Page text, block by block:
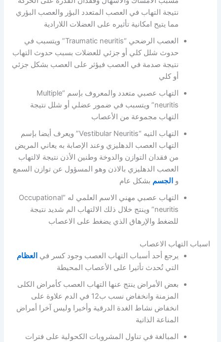
نتيجة التهاب في العصب المتعدد البؤر والعصب البؤري
مما يتيح امكانية تأثيره على العضلات اللارادية
العصب الرضحي “Traumatic neuritis” ويتسبب في
حدوث شلل كلي أو جزئي للعضلات بسبب حدوث التهاب
نتيجة صدمة في العصب فيؤثر على العصب بشكل جزئي
أو كلي
التهاب عصبي متعدد والمعروف بإسم “Multiple
neuritis” ويتسبب في ضمور عضلي أو شلل نتيجة
التهاب مجموعة من الأعصاب
التهاب التيه “Vestibular Neuritis” ويعرف أيضا بإسم
التهاب العصب الدهليزي وعند الإصابة به يعاني المريض
من فقدان التوازن والدوخة وطنين الأذن نتيجة لالتهاب
العصب الدهليزي بالاذن وهو المسؤول عن توازن السمع
و الجسم بشكل عام
التهاب عصبي مهني الاسم العلمي له “Occupational
neuritis” وينتج خلال ذلك الالتهاب الم شديد نتيجة
للضغط والإرهاق الذي يضغط على الاعصاب
اسباب التهاب الاعصاب
يرجع أحد أسباب التهاب العصب وجود كسر في العظام
التي تُحدث تأثيرا على الأعصاب المحيطة
بعض الأمراض ينتج عنها التهاب العصب كأمراض الكلى
المزمنة وانخفاض نسب ب12 في الدم علاوة على
انخفاض نشاط الغدة الدرقية وأخيرا وليس آخرا أمراض
المناعة الذاتية
المبالغة في تناول المشروبات الكحولية على فترات